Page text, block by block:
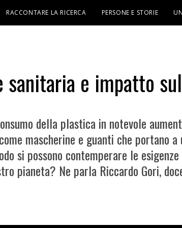
RACCONTARE LA RICERCA PERSONE E STORIE
sanitaria e impatto
della plastica in notevole
mascherine e guanti che portano a
si possono contemperare le
pianeta? Ne parla Riccardo Gori,